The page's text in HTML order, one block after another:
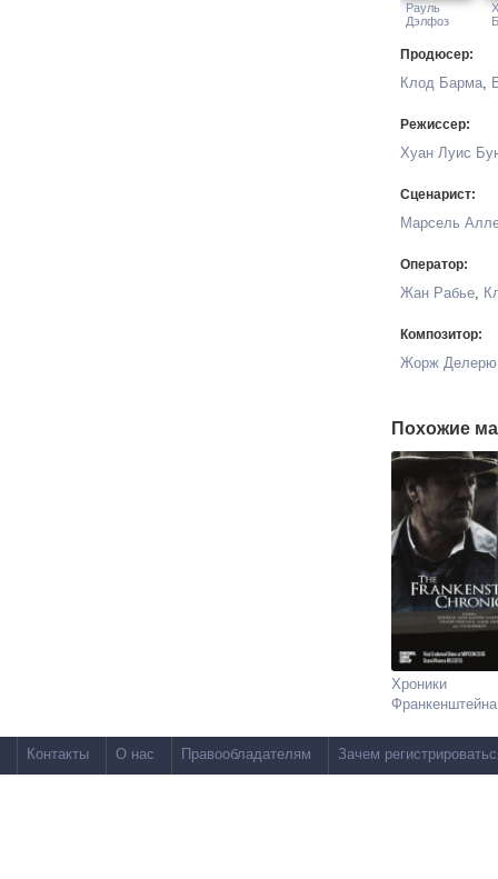
Рауль
Дэлфоз
Продюсер:
Клод Барма,
Режиссер:
Хуан Луис
Сценарист:
Марсель
Оператор:
Жан Рабье,
Композитор:
Жорж Делерю
Похожие
Хроники
Франкенштейна
Контакты О нас Правообладателям Зачем